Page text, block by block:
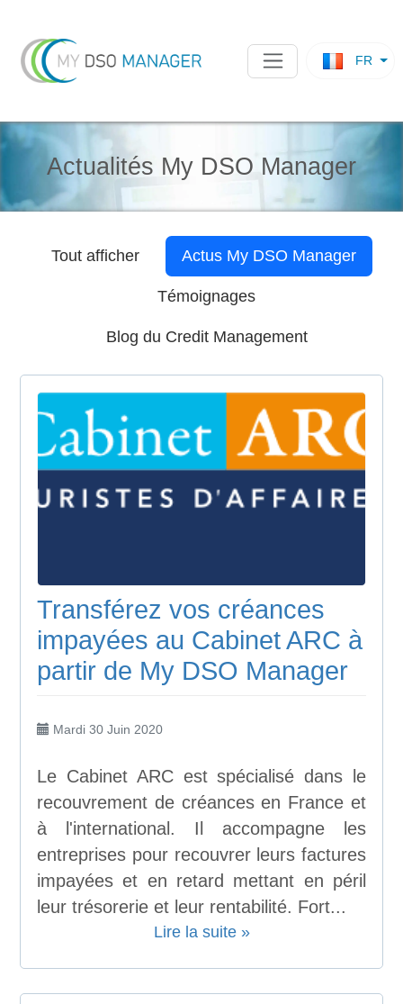
FR
Actualités My DSO Manager
Tout afficher Actus My DSO Manager
Témoignages
Blog du Credit Management
Transférez vos créances
impayées au Cabinet ARC à
partir de My DSO Manager
Mardi 30 Juin 2020
Le Cabinet ARC est spécialisé dans le
recouvrement de créances en France et
à l'international. Il accompagne les
entreprises pour recouvrer leurs factures
impayées et en retard mettant en péril
leur trésorerie et leur rentabilité. Fort...
Lire la suite »